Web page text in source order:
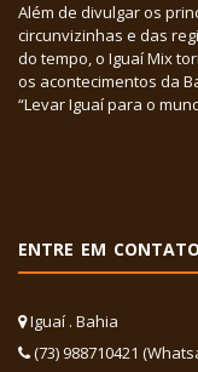
Além de divulgar os
circunvizinhas e das
do tempo, o Iguaí Mix
os acontecimentos da
“Levar Iguaí para o
ENTRE EM CONTATO
Iguaí . Bahia
(73) 988710421